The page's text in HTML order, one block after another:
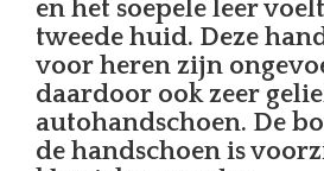
en het soepele leer
tweede huid. Deze
voor heren zijn
daardoor ook zeer
autohandschoen. De
de handschoen is